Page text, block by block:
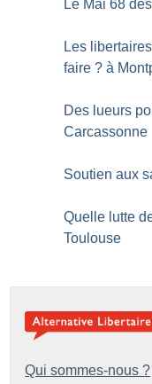
Le Mai 68
Les
faire ? à
Des lueurs
Carcassonne
Soutien aux
Quelle lutte
Toulouse
Qui sommes-nous ?